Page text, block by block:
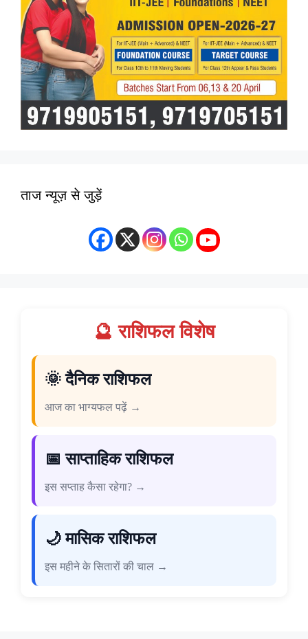
ताज न्यूज़ से जुड़ें
🔮 राशिफल विशेष
🌞 दैनिक राशिफल
आज का भाग्यफल पढ़ें →
📅 साप्ताहिक राशिफल
इस सप्ताह कैसा रहेगा? →
🌙 मासिक राशिफल
इस महीने के सितारों की चाल →